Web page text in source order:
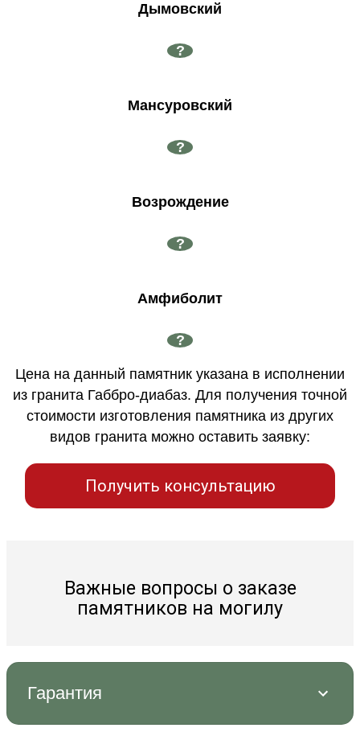
Дымовский
?
Мансуровский
?
Возрождение
?
Амфиболит
?
Цена на данный памятник указана в исполнении
из гранита Габбро-диабаз. Для получения точной
стоимости изготовления памятника из других
видов гранита можно оставить заявку:
Получить консультацию
Важные вопросы о заказе
памятников на могилу
Гарантия